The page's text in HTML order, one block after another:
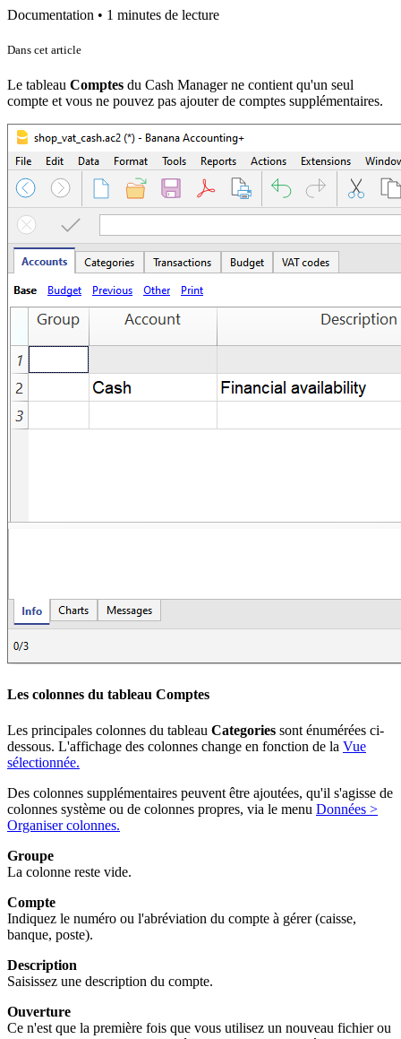
Documentation • 1 minutes de lecture
Dans cet article
Le tableau Comptes du Cash Manager ne contient qu'un seul
compte et vous ne pouvez pas ajouter de comptes supplémentaires.
Les colonnes du tableau Comptes
Les principales colonnes du tableau Categories sont énumérées ci-
dessous. L'affichage des colonnes change en fonction de la Vue
sélectionnée.
Des colonnes supplémentaires peuvent être ajoutées, qu'il s'agisse de
colonnes système ou de colonnes propres, via le menu Données >
Organiser colonnes.
Groupe
La colonne reste vide.
Compte
Indiquez le numéro ou l'abréviation du compte à gérer (caisse,
banque, poste).
Description
Saisissez une description du compte.
Ouverture
Ce n'est que la première fois que vous utilisez un nouveau fichier ou